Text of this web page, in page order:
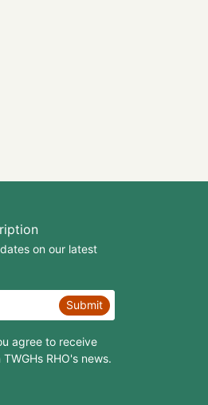
on our latest
Submit
agree to receive
RHO's news.